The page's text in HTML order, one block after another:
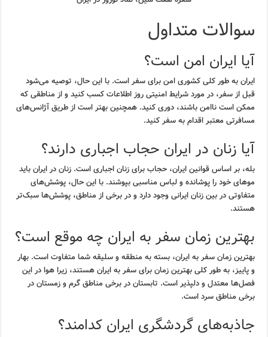
سوالات متداول
آیا ایران امن است؟
ایران به طور کلی کشوری امن برای سفر است. با این حال، توصیه می‌شود
قبل از سفر، در مورد شرایط امنیتی روز اطلاعات کسب کنید و از مناطقی که
ممکن است ناامن باشند، دوری کنید. همچنین بهتر است از طریق آژانس‌های
مسافرتی معتبر اقدام به سفر کنید.
آیا زنان در ایران حجاب اجباری دارند؟
بله، بر اساس قوانین ایران، حجاب برای زنان اجباری است. زنان در ایران باید
موهای خود را پوشانده و لباس مناسبی بپوشند. با این حال، پوشش‌های
متفاوتی در بین زنان ایرانی وجود دارد و در برخی از مناطق، پوشش‌ها سبک‌تر
هستند.
بهترین زمان سفر به ایران چه موقع است؟
بهترین زمان سفر به ایران، بسته به منطقه و سلیقه شما متفاوت است. بهار
و پاییز، به طور کلی بهترین زمان برای سفر به ایران هستند، زیرا هوا در این
فصل‌ها معتدل و دلپذیر است. تابستان در برخی مناطق گرم و زمستان در
برخی مناطق سرد است.
جاذبه‌های گردشگری ایران کدامند؟